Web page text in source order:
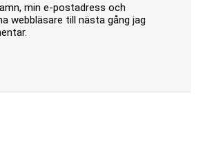
min e-postadress och
webbläsare till nästa gång jag